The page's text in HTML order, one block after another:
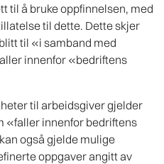
til å bruke oppfinnelsen, med
til dette. Dette skjer
til «i samband med
innenfor «bedriftens
til arbeidsgiver gjelder
«faller innenfor bedriftens
også gjelde mulige
oppgaver angitt av